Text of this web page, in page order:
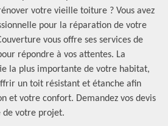
votre vieille toiture ? Vous avez
pour la réparation de votre
vous offre ses services de
répondre à vos attentes. La
la plus importante de votre habitat,
un toit résistant et étanche afin
et votre confort. Demandez vos devis
de votre projet.